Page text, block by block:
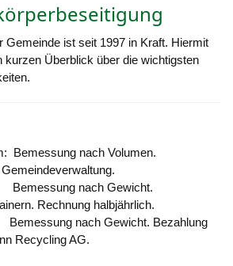
Gemeinde ist seit 1997 in Kraft. Hiermit
kurzen Überblick über die wichtigsten
Bemessung nach Volumen.
nach Gewicht.
Rechnung halbjährlich.
nach Gewicht. Bezahlung
Recycling AG.